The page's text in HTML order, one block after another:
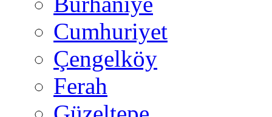
Cumhuriyet
Çengelköy
Ferah